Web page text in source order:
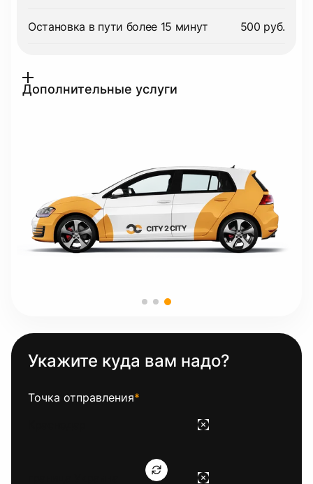
Остановка в пути более 15 минут 500 руб.
Дополнительные услуги
Укажите куда вам надо?
Точка отправления*